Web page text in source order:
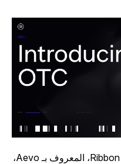
قدم التبادل اللامركزي لـ Ribbon Finance، المعروف بـ Aevo،